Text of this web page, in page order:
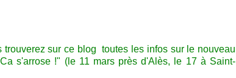
trouverez sur ce blog toutes les infos sur le nouveau
s'arrose !" (le 11 mars près d'Alès, le 17 à Saint-